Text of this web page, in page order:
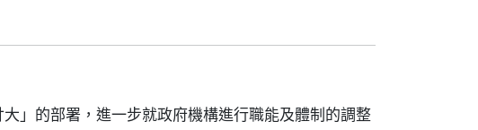
」的部署，進一步就政府機構進行職能及體制的調整